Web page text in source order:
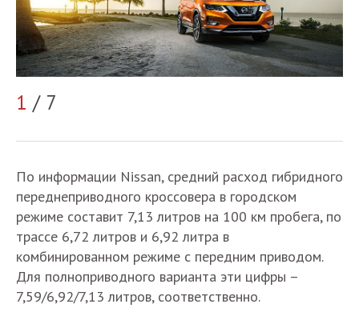
1 / 7
По информации Nissan, средний расход гибридного
переднеприводного кроссовера в городском
режиме составит 7,13 литров на 100 км пробега, по
трассе 6,72 литров и 6,92 литра в
комбинированном режиме с передним приводом.
Для полноприводного варианта эти цифры –
7,59/6,92/7,13 литров, соответственно.